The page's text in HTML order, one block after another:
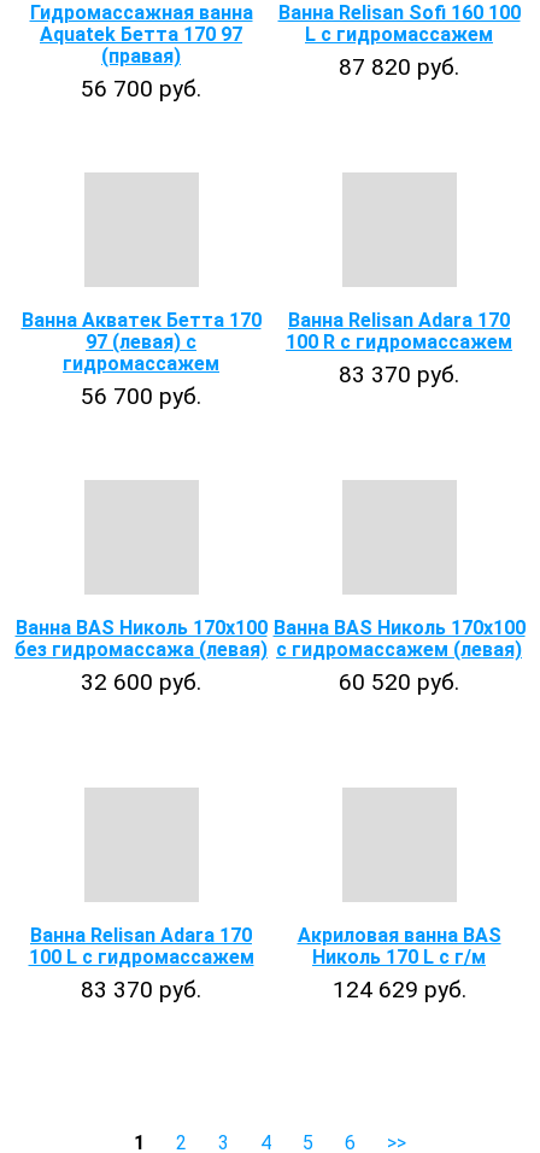
Гидромассажная ванна
Aquatek Бетта 170 97
(правая)
56 700 руб.
Ванна Relisan Sofi 160 100
L с гидромассажем
87 820 руб.
Ванна Акватек Бетта 170
97 (левая) с
гидромассажем
56 700 руб.
Ванна Relisan Adara 170
100 R с гидромассажем
83 370 руб.
Ванна BAS Николь 170х100
без гидромассажа (левая)
32 600 руб.
Ванна BAS Николь 170х100
с гидромассажем (левая)
60 520 руб.
Ванна Relisan Adara 170
100 L с гидромассажем
83 370 руб.
Акриловая ванна BAS
Николь 170 L с г/м
124 629 руб.
1 2 3 4 5 6 >>